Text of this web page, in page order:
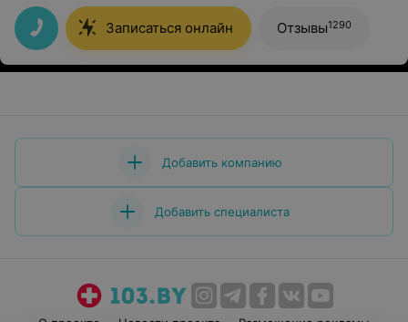
грамотно и доступно рассказала. Это врач, который
находится на своём месте. С наилучшими
пожеланиями!!!
Записаться онлайн Отзывы1290
Добавить компанию
Добавить специалиста